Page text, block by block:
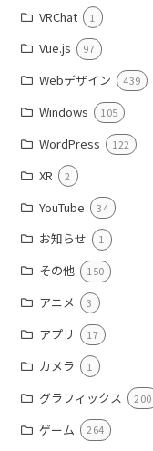
VRChat 1
Vue.js 97
Webデザイン 439
Windows 105
WordPress 122
XR 2
YouTube 34
お知らせ 1
その他 150
アニメ 3
アプリ 17
カメラ 1
グラフィックス 200
ゲーム 264